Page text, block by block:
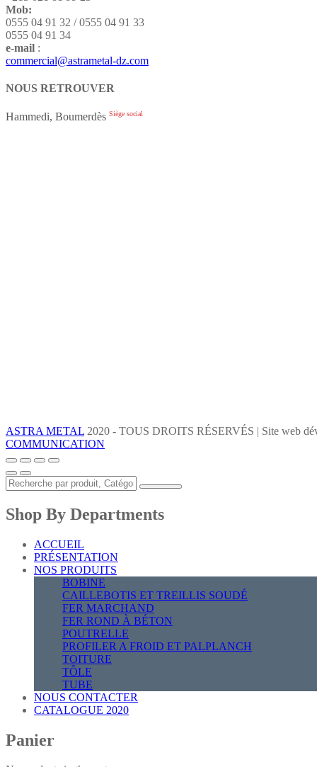
Mob:
0555 04 91 32 / 0555 04 91 33
0555 04 91 34
e-mail :
commercial@astrametal-dz.com
NOUS RETROUVER
Hammedi, Boumerdès Siège social
ASTRA METAL 2020 - TOUS DROITS RÉSERVÉS | Site web
COMMUNICATION
Shop By Departments
ACCUEIL
PRÉSENTATION
NOS PRODUITS
BOBINE
CAILLEBOTIS ET TREILLIS SOUDÉ
FER MARCHAND
FER ROND À BÉTON
POUTRELLE
PROFILER A FROID ET PALPLANCH
TOITURE
TÔLE
TUBE
NOUS CONTACTER
CATALOGUE 2020
Panier